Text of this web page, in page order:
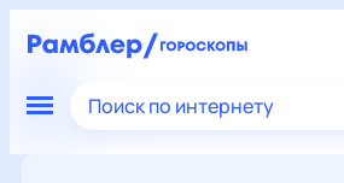
Поиск по интернету